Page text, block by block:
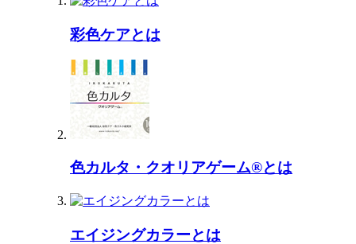
彩色ケアとは
色カルタ・クオリアゲーム®とは
エイジングカラーとは